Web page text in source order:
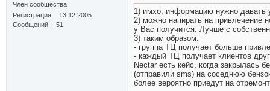
Член сообщества
Регистрация
13.12.2005
Сообщений
51
1) имхо, информацию нужно давать
2) можно напирать на привлечение
у Вас получится. Лучше с
3) таким образом:
- группа ТЦ получает больше
- каждый ТЦ получает клиентов
Nectar есть кейс, когда закрылась
(отправили sms) на соседнюю
более вероятно приедут на